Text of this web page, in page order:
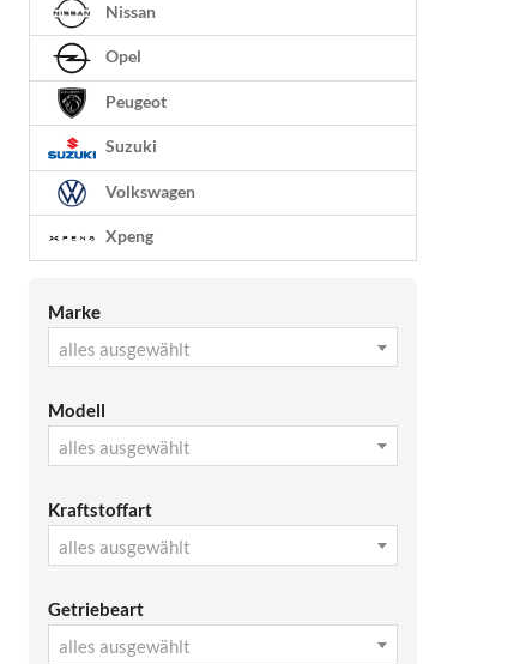
Nissan
Opel
Peugeot
Suzuki
Volkswagen
Xpeng
Marke
alles ausgewählt
Modell
alles ausgewählt
Kraftstoffart
alles ausgewählt
Getriebeart
alles ausgewählt